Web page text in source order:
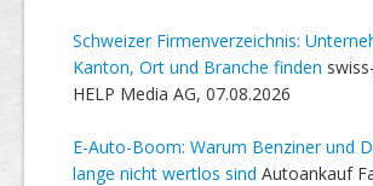
Schweizer Firmenverzeichnis:
Kanton, Ort und Branche finden
HELP Media AG, 07.08.2026
E-Auto-Boom: Warum Benziner und
lange nicht wertlos sind Autoankauf